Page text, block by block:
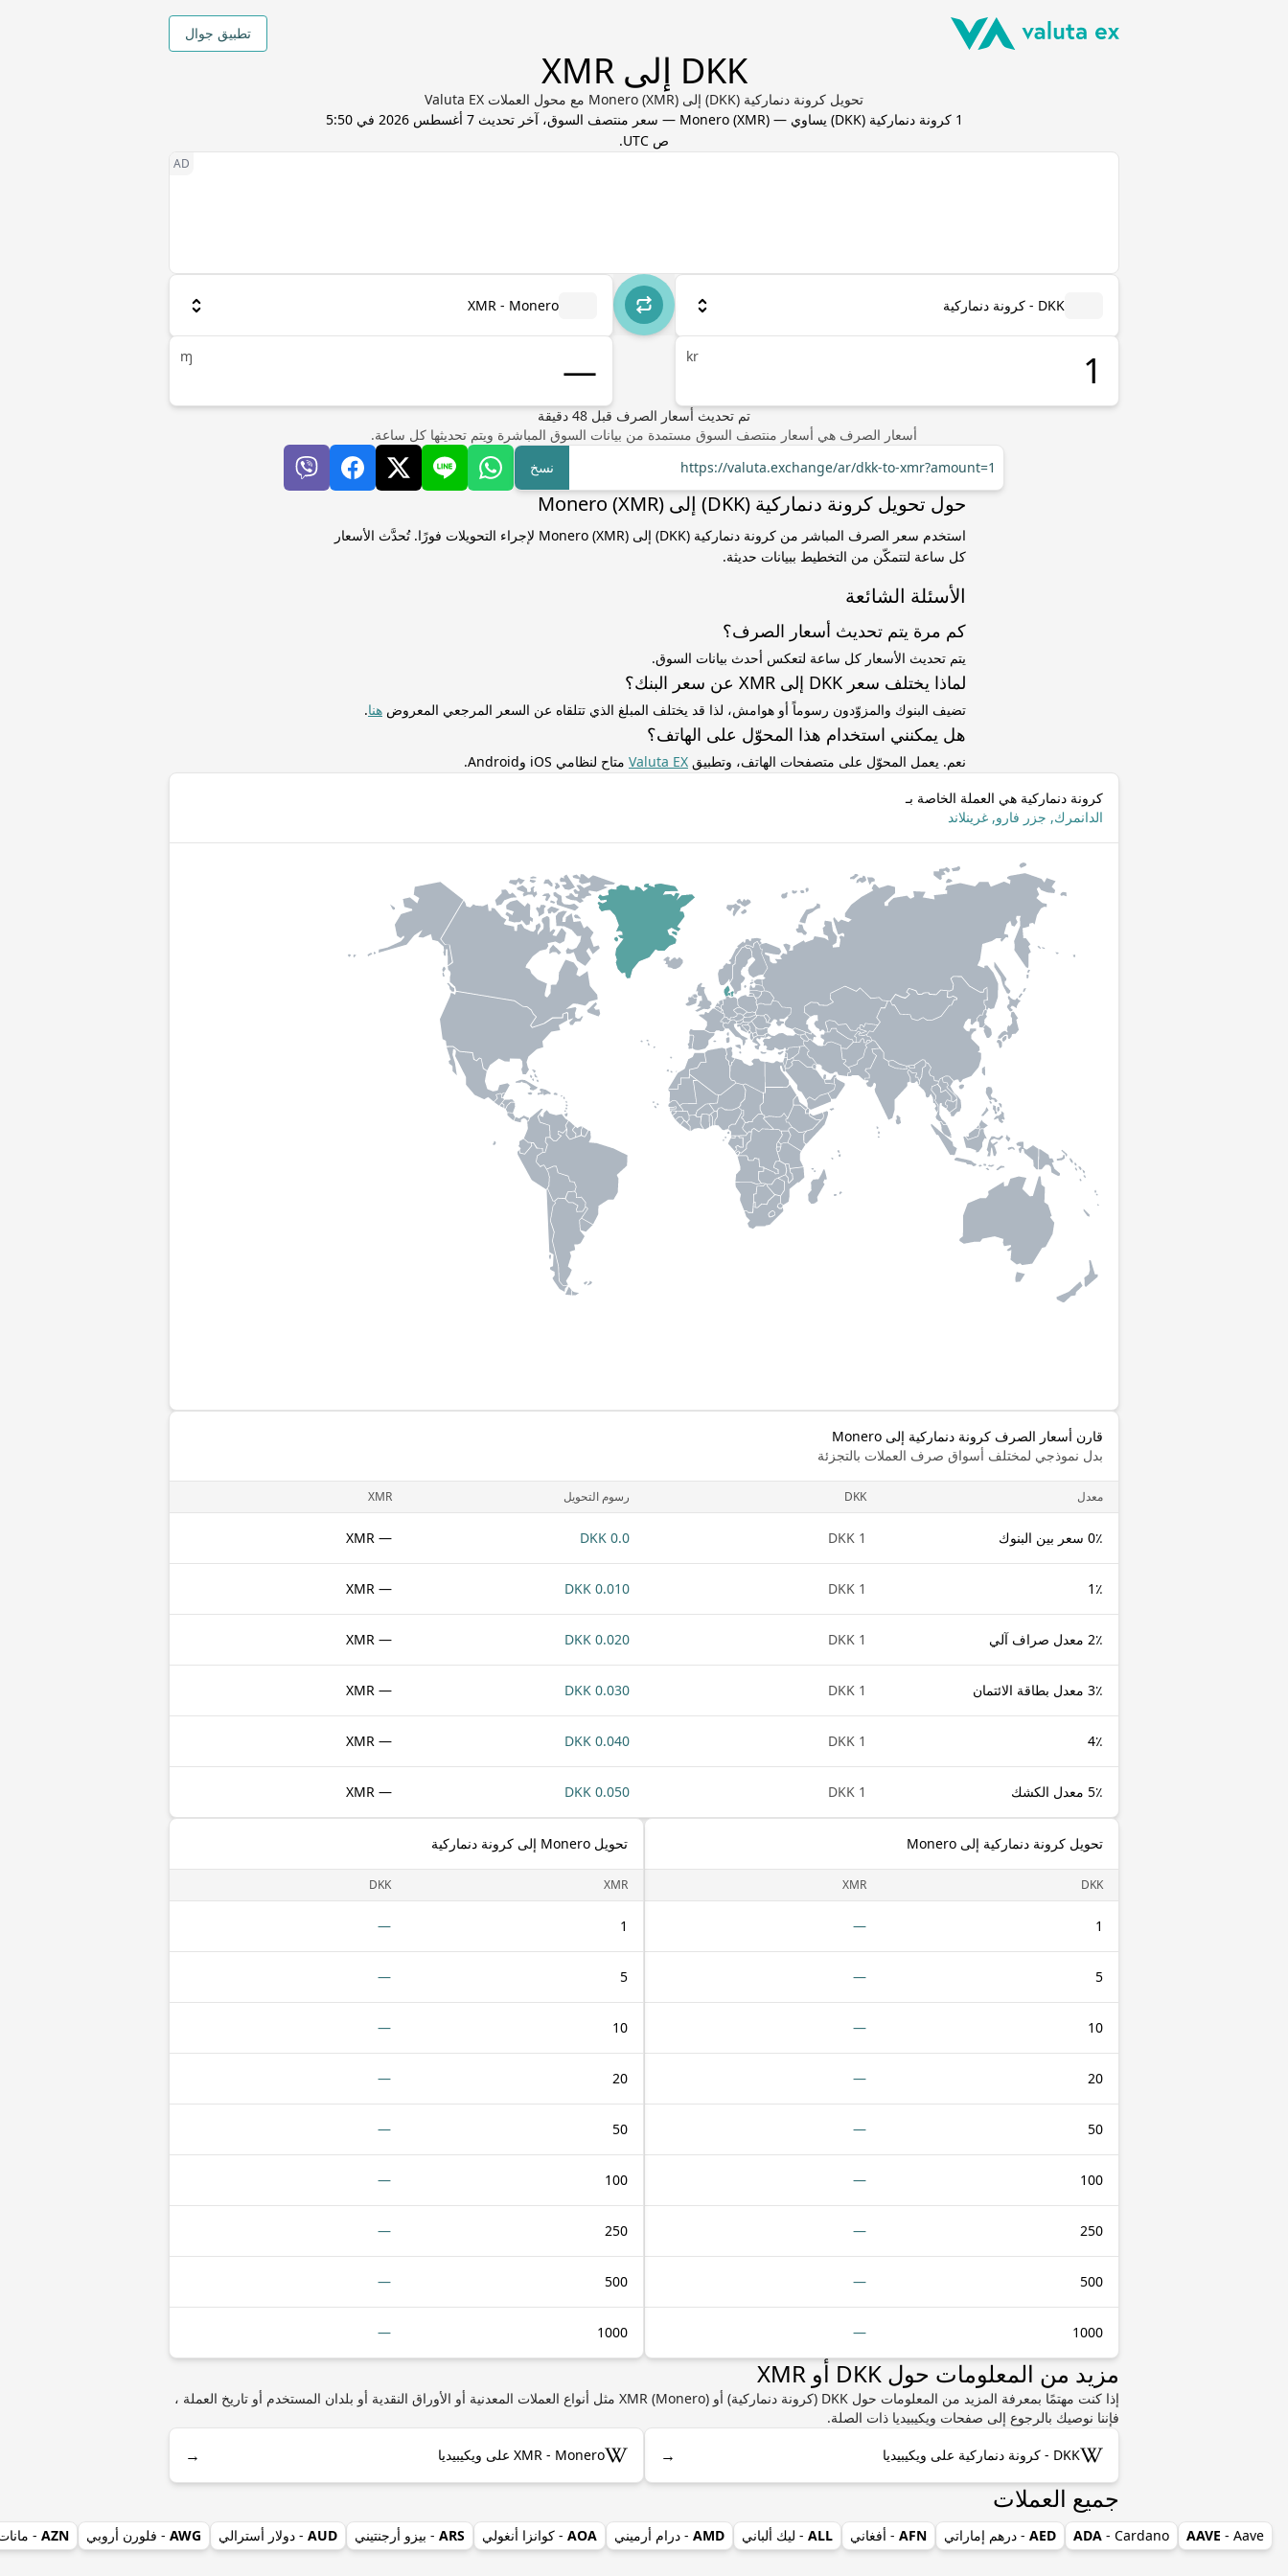
تطبيق جوال
DKK إلى XMR
تحويل كرونة دنماركية (DKK) إلى Monero (XMR) مع محول العملات Valuta EX
1 كرونة دنماركية (
DKK) يساوي—
Monero(XMR) — سعر منتصف السوق، آخر تحديث
7 أغسطس 2026 في 5:50
ص UTC
.
DKK - كرونة دنماركية
kr
XMR - Monero
ɱ
تم تحديث أسعار الصرف قبل 48 دقيقة
أسعار الصرف هي أسعار منتصف السوق مستمدة من بيانات السوق المباشرة ويتم تحديثها كل ساعة.
https://valuta.exchange/ar/dkk-to-xmr?amount=1
نسخ
حول تحويل كرونة دنماركية (DKK) إلى Monero (XMR)
استخدم سعر الصرف المباشر من كرونة دنماركية (DKK) إلى Monero (XMR) لإجراء التحويلات فورًا. تُحدَّث الأسعار
كل ساعة لتتمكّن من التخطيط ببيانات حديثة.
الأسئلة الشائعة
كم مرة يتم تحديث أسعار الصرف؟
يتم تحديث الأسعار كل ساعة لتعكس أحدث بيانات السوق.
لماذا يختلف سعر DKK إلى XMR عن سعر البنك؟
تضيف البنوك والمزوّدون رسوماً أو هوامش، لذا قد يختلف المبلغ الذي تتلقاه عن السعر المرجعي المعروض هنا.
هل يمكنني استخدام هذا المحوّل على الهاتف؟
نعم. يعمل المحوّل على متصفحات الهاتف، وتطبيق Valuta EX متاح لنظامي iOS وAndroid.
كرونة دنماركية هي العملة الخاصة بـ
الدانمرك, جزر فارو, غرينلاند
قارن أسعار الصرف كرونة دنماركية إلى Monero
بدل نموذجي لمختلف أسواق صرف العملات بالتجزئة
معدل DKK رسوم التحويل XMR
0٪ سعر بين البنوك 1 DKK
0.0 DKK
— XMR
1٪ 1 DKK
0.010 DKK
— XMR
2٪ معدل صراف آلي 1 DKK
0.020 DKK
— XMR
3٪ معدل بطاقة الائتمان 1 DKK
0.030 DKK
— XMR
4٪ 1 DKK
0.040 DKK
— XMR
5٪ معدل الكشك 1 DKK
0.050 DKK
— XMR
تحويل كرونة دنماركية إلى Monero
DKK
XMR
1
—
5
—
10
—
20
—
50
—
100
—
250
—
500
—
1000
—
تحويل Monero إلى كرونة دنماركية
XMR
DKK
1
—
5
—
10
—
20
—
50
—
100
—
250
—
500
—
1000
—
مزيد من المعلومات حول DKK أو XMR
إذا كنت مهتمًا بمعرفة المزيد من المعلومات حول DKK (كرونة دنماركية) أو XMR (Monero) مثل أنواع العملات المعدنية أو الأوراق النقدية أو بلدان المستخدم أو تاريخ العملة ،
فإننا نوصيك بالرجوع إلى صفحات ويكيبيديا ذات الصلة.
DKK - كرونة دنماركية على ويكيبيديا → XMR - Monero على ويكيبيديا →
جميع العملات
AAVE - Aave
ADA - Cardano
AED - درهم إماراتي AFN - أفغاني ALL - ليك ألباني AMD - درام أرميني AOA - كوانزا أنغولي ARS - بيزو أرجنتيني AUD - دولار أسترالي AWG - فلورن أروبي AZN
-